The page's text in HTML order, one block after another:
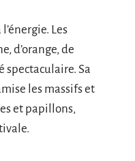
l’énergie. Les
d’orange, de
spectaculaire. Sa
les massifs et
et papillons,